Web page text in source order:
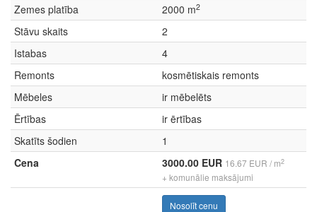
Zemes platība 2000 m2
Stāvu skaits
2
Istabas
4
Remonts
kosmētiskais remonts
Mēbeles
ir mēbelēts
Ērtības
ir ērtības
Skatīts šodien
1
Cena
3000.00 EUR 16.67 EUR / m2
+ komunālie maksājumi
Nosolīt cenu